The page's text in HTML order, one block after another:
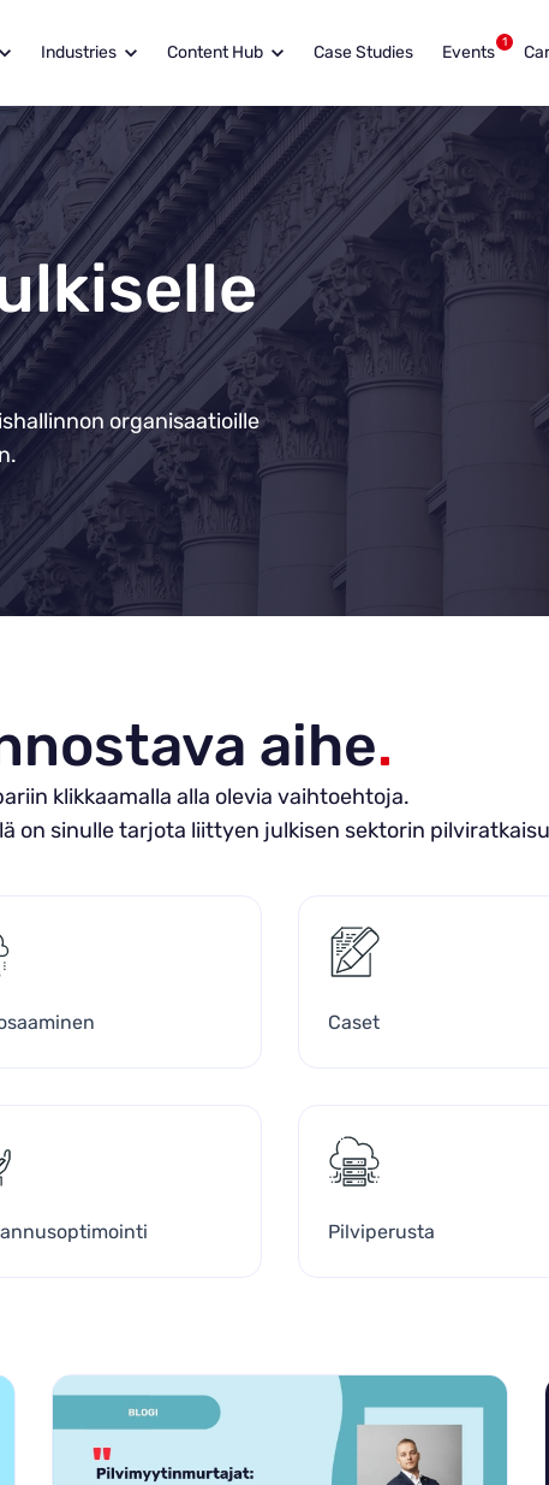
Industries Content Hub Case Studies Events 1
organisaatioille
aihe.
klikkaamalla alla olevia vaihtoehtoja.
on sinulle tarjota liittyen julkisen sektorin
Caset
Pilviperusta